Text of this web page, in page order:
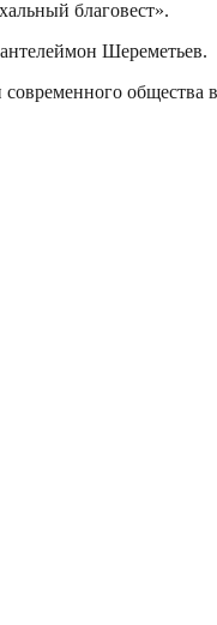
благовест».
Шереметьев.